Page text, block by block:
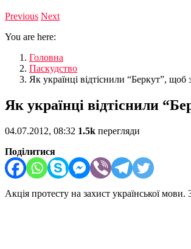
Previous Next
You are here:
Головна
Паскудство
Як українці відтіснили “Беркут”,
Як українці відтіснили
04.07.2012, 08:32 1.5k перегляди
Поділитися
Акція протесту на захист української